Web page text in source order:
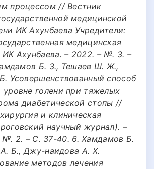
процессом // Вестник
медицинской
ИК Ахунбаева Учредители:
медицинская
Ахунбаева. – 2022. – №. 3. –
Б. З., Тешаев Ш. Ж.,
Усовершенствованный способ
уровне голени при тяжелых
диабетической стопы //
и клиническая
научный журнал). –
№. 2. – С. 37-40. 6. Хамдамов Б.
Б., Джу-наидова А. Х.
методов лечения